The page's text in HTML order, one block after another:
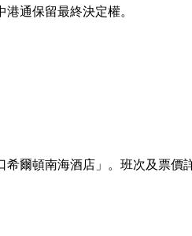
通保留最終決定權。
希爾頓南海酒店」 。班次及票價